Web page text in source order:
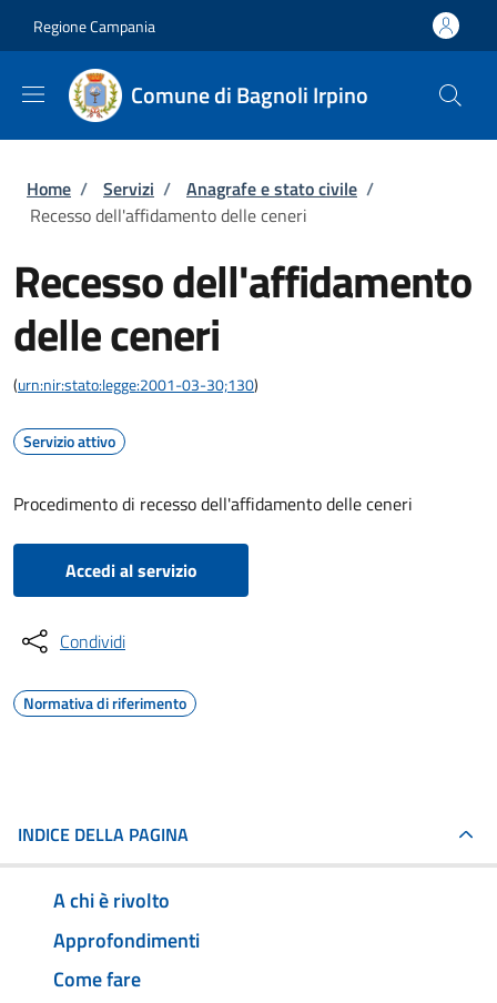
Regione Campania
Comune di Bagnoli Irpino
Briciole di pane
Home / Servizi / Anagrafe e stato civile /
Recesso dell'affidamento delle ceneri
Recesso dell'affidamento
delle ceneri
(urn:nir:stato:legge:2001-03-30;130)
Servizio attivo
Procedimento di recesso dell'affidamento delle ceneri
Accedi al servizio
Condividi
Normativa di riferimento
INDICE DELLA PAGINA
A chi è rivolto
Approfondimenti
Come fare